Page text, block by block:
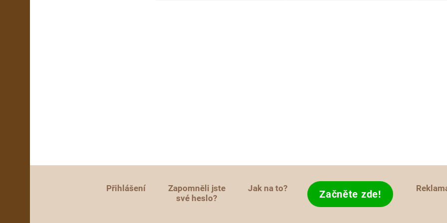
Přihlášení
Zapomněli jste
své heslo?
Jak na to? Začněte zde!